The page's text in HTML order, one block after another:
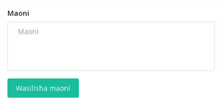
Maoni
Wasilisha maoni